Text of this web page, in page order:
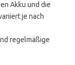
Akku und die
je nach
regelmäßige